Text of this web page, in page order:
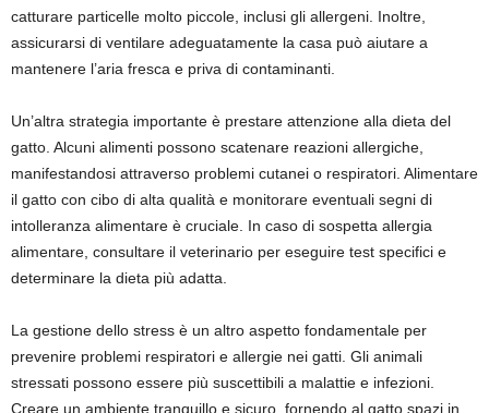
catturare particelle molto piccole, inclusi gli allergeni. Inoltre,
assicurarsi di ventilare adeguatamente la casa può aiutare a
mantenere l’aria fresca e priva di contaminanti.
Un’altra strategia importante è prestare attenzione alla dieta del
gatto. Alcuni alimenti possono scatenare reazioni allergiche,
manifestandosi attraverso problemi cutanei o respiratori. Alimentare
il gatto con cibo di alta qualità e monitorare eventuali segni di
intolleranza alimentare è cruciale. In caso di sospetta allergia
alimentare, consultare il veterinario per eseguire test specifici e
determinare la dieta più adatta.
La gestione dello stress è un altro aspetto fondamentale per
prevenire problemi respiratori e allergie nei gatti. Gli animali
stressati possono essere più suscettibili a malattie e infezioni.
Creare un ambiente tranquillo e sicuro, fornendo al gatto spazi in